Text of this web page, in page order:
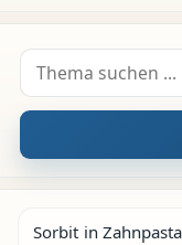
Suche nach:
Sorbit in Zahnpasta